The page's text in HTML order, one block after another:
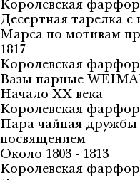
Королевская
Десертная тарелка
Марса по мотивам
1817
Королевская
Вазы парные
Начало XX века
Королевская
Пара чайная
посвящением
Около 1803 - 1813
Королевская